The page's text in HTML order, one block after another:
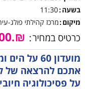
בשעה 11:30
מיקום מרכז קהילתי פולג-
כרטיס במחיר ₪.00
מועדון 60
אתכם להרצאה של
על פסיכולוגיה